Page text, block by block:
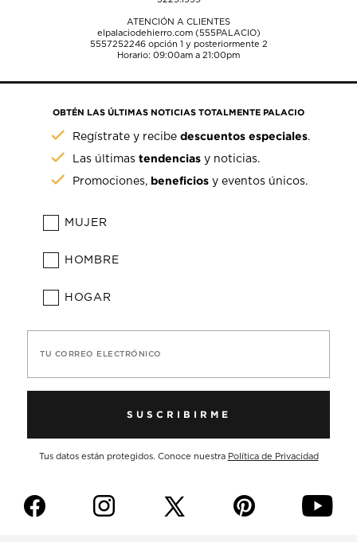
ATENCIÓN A CLIENTES
elpalaciodehierro.com (555PALACIO)
5557252246opción 1 y posteriormente 2
Horario: 09:00am a 21:00pm
OBTÉN LAS ÚLTIMAS NOTICIAS TOTALMENTE PALACIO
Regístrate y recibedescuentos especiales.
Las últimastendencias y noticias.
Promociones, beneficios y eventos únicos.
MUJER
HOMBRE
HOGAR
TU CORREO ELECTRÓNICO
SUSCRIBIRME
Tus datos están protegidos. Conoce nuestra Política de Privacidad
f i p y